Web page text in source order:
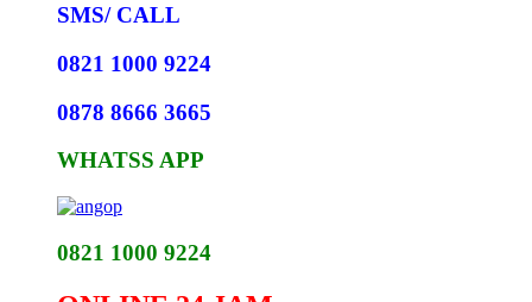
SMS/ CALL
0821 1000 9224
0878 8666 3665
WHATSS APP
0821 1000 9224